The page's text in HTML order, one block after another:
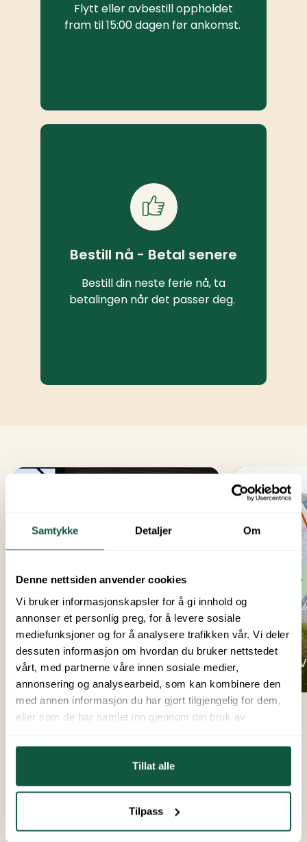
Samtykke Detaljer Om
Denne nettsiden anvender cookies
Vi bruker informasjonskapsler for å gi innhold og
annonser et personlig preg, for å levere sosiale
mediefunksjoner og for å analysere trafikken vår. Vi deler
dessuten informasjon om hvordan du bruker nettstedet
vårt, med partnerne våre innen sosiale medier,
annonsering og analysearbeid, som kan kombinere den
med annen informasjon du har gjort tilgjengelig for dem,
eller som de har samlet inn gjennom din bruk av
Tillat alle
Tilpass
Flytt eller avbestill oppholdet
fram til 15:00 dagen før ankomst.
Bestill nå - Betal senere
Bestill din neste ferie nå, ta
betalingen når det passer deg.
Topcamp Sjøsanden
Bistro